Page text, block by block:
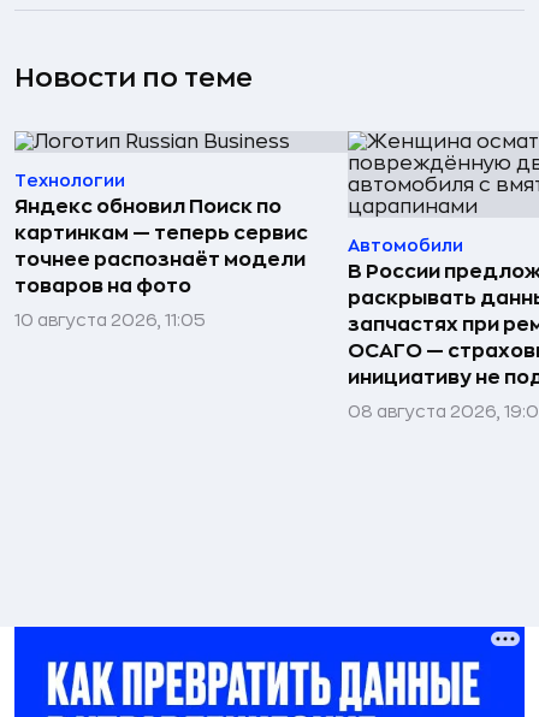
Новости по теме
Технологии
Яндекс обновил Поиск по
картинкам — теперь сервис
точнее распознаёт модели
товаров на фото
10 августа 2026, 11:05
Автомобили
В России
раскрывать
запчастях при
ОСАГО —
инициативу не
08 августа 2026,